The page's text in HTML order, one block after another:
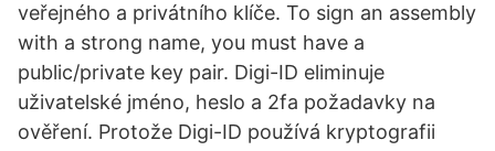
veřejného a privátního klíče. To sign an assembly
with a strong name, you must have a
public/private key pair. Digi-ID eliminuje
uživatelské jméno, heslo a 2fa požadavky na
ověření. Protože Digi-ID používá kryptografii